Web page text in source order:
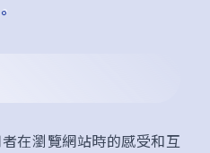
在瀏覽網站時的感受和互